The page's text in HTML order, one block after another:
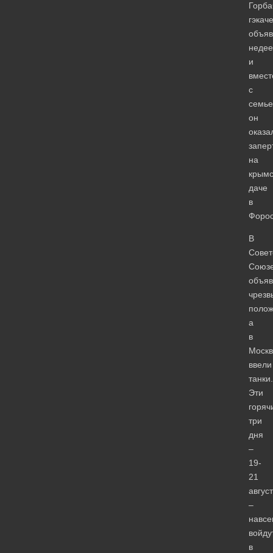
и
с
он
на
даче
в
В
а
в
ввели
танки.
Эти
три
дня
–
19-
21
–
в